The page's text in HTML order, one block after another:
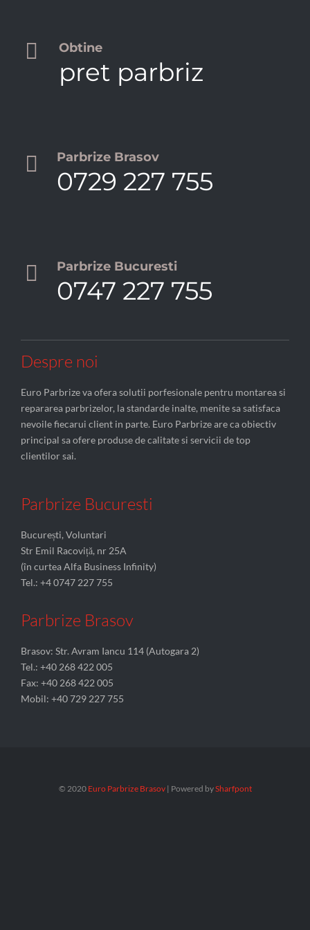
 Obtine
pret parbriz
 Parbrize Brasov
0729 227 755
 Parbrize Bucuresti
0747 227 755
Despre noi
Euro Parbrize va ofera solutii porfesionale pentru montarea si
repararea parbrizelor, la standarde inalte, menite sa satisfaca
nevoile fiecarui client in parte. Euro Parbrize are ca obiectiv
principal sa ofere produse de calitate si servicii de top
clientilor sai.
Parbrize Bucuresti
București, Voluntari
Str Emil Racoviță, nr 25A
(în curtea Alfa Business Infinity)
Tel.: +4 0747 227 755
Parbrize Brasov
Brasov: Str. Avram Iancu 114 (Autogara 2)
Tel.: +40 268 422 005
Fax: +40 268 422 005
Mobil: +40 729 227 755
© 2020 Euro Parbrize Brasov | Powered bySharfpont